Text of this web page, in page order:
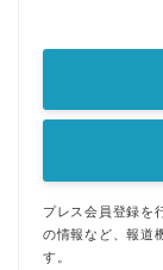
プレス会員登録を
の情報など、報道
す。